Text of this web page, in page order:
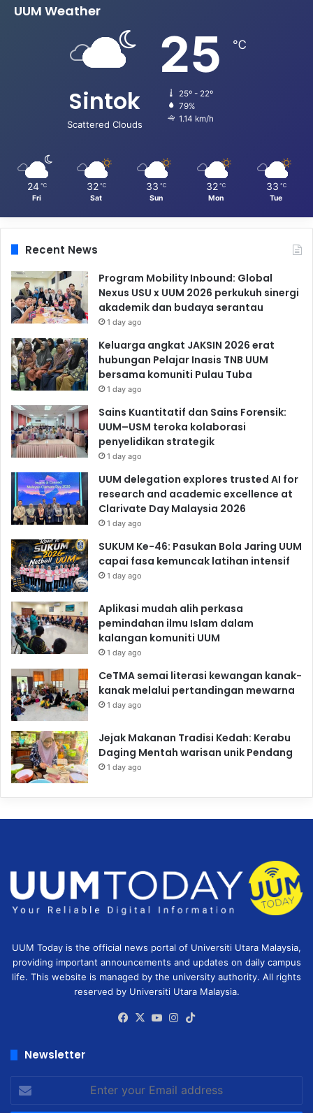
UUM Weather
Sintok
Scattered Clouds
25 ℃
25º - 22º
79%
1.14 km/h
24 ℃
Fri
32 ℃
Sat
33 ℃
Sun
32 ℃
Mon
33 ℃
Tue
Recent News
Program Mobility Inbound: Global
Nexus USU x UUM 2026 perkukuh sinergi
akademik dan budaya serantau
1 day ago
Keluarga angkat JAKSIN 2026 erat
hubungan Pelajar Inasis TNB UUM
bersama komuniti Pulau Tuba
1 day ago
Sains Kuantitatif dan Sains Forensik:
UUM–USM teroka kolaborasi
penyelidikan strategik
1 day ago
UUM delegation explores trusted AI for
research and academic excellence at
Clarivate Day Malaysia 2026
1 day ago
SUKUM Ke-46: Pasukan Bola Jaring UUM
capai fasa kemuncak latihan intensif
1 day ago
Aplikasi mudah alih perkasa
pemindahan ilmu Islam dalam
kalangan komuniti UUM
1 day ago
CeTMA semai literasi kewangan kanak-
kanak melalui pertandingan mewarna
1 day ago
Jejak Makanan Tradisi Kedah: Kerabu
Daging Mentah warisan unik Pendang
1 day ago
UUM Today is the official news portal of Universiti Utara Malaysia,
providing important announcements and updates on daily campus
life. This website is managed by the university authority. All rights
reserved by Universiti Utara Malaysia.
Facebook
X YouTubeInstagram
Newsletter
your